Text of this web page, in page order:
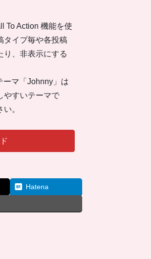
To Action 機能を使
タイプ毎や各投稿
り、非表示にする
ーマ「Johnny」は
やすいテーマで
。
Hatena